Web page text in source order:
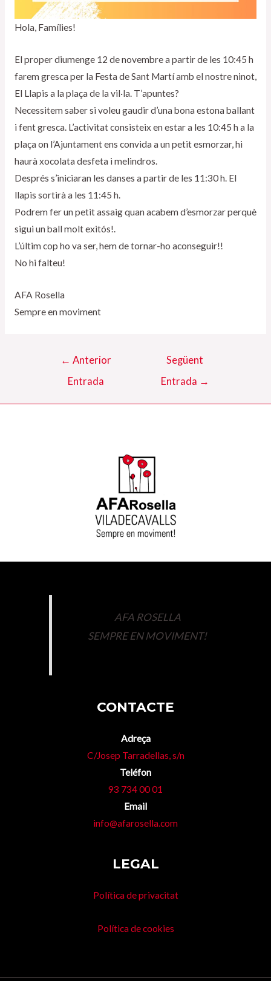
Hola, Famílies!
El proper diumenge 12 de novembre a partir de les 10:45 h
farem gresca per la Festa de Sant Martí amb el nostre ninot,
El Llapis a la plaça de la vil·la. T’apuntes?
Necessitem saber si voleu gaudir d’una bona estona ballant
i fent gresca. L’activitat consisteix en estar a les 10:45 h a la
plaça on l’Ajuntament ens convida a un petit esmorzar, hi
haurà xocolata desfeta i melindros.
Després s’iniciaran les danses a partir de les 11:30 h. El
llapis sortirà a les 11:45 h.
Podrem fer un petit assaig quan acabem d’esmorzar perquè
sigui un ball molt exitós!.
L’últim cop ho va ser, hem de tornar-ho aconseguir!!
No hi falteu!
AFA Rosella
Sempre en moviment
Navegació
← Anterior
Entrada
Següent
Entrada →
AFA ROSELLA
SEMPRE EN MOVIMENT!
CONTACTE
Adreça
C/Josep Tarradellas, s/n
Teléfon
93 734 00 01
Email
info@afarosella.com
LEGAL
Política de privacitat
Política de cookies